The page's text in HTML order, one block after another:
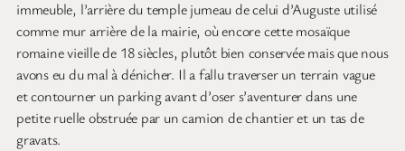
immeuble, l’arrière du temple jumeau de celui d’Auguste utilisé
comme mur arrière de la mairie, où encore cette mosaïque
romaine vieille de 18 siècles, plutôt bien conservée mais que nous
avons eu du mal à dénicher. Il a fallu traverser un terrain vague
et contourner un parking avant d’oser s’aventurer dans une
petite ruelle obstruée par un camion de chantier et un tas de
gravats.